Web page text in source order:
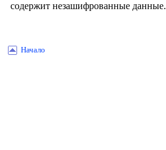
содержит незашифрованные данные.
Начало